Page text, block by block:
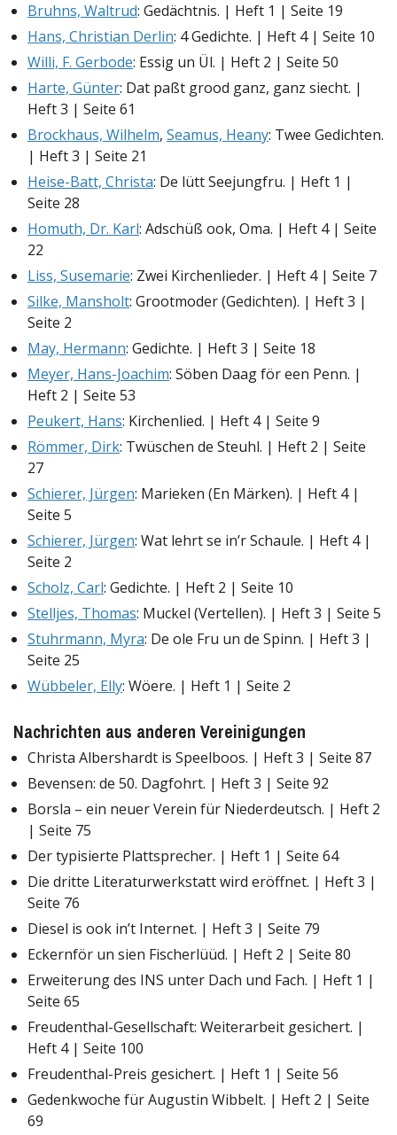
Bruhns, Waltrud: Gedächtnis. | Heft 1 | Seite 19
Hans, Christian Derlin: 4 Gedichte. | Heft 4 | Seite 10
Willi, F. Gerbode: Essig un Ül. | Heft 2 | Seite 50
Harte, Günter: Dat paßt grood ganz, ganz siecht. |
Heft 3 | Seite 61
Brockhaus, Wilhelm, Seamus, Heany: Twee Gedichten.
| Heft 3 | Seite 21
Heise-Batt, Christa: De lütt Seejungfru. | Heft 1 |
Seite 28
Homuth, Dr. Karl: Adschüß ook, Oma. | Heft 4 | Seite
22
Liss, Susemarie: Zwei Kirchenlieder. | Heft 4 | Seite 7
Silke, Mansholt: Grootmoder (Gedichten). | Heft 3 |
Seite 2
May, Hermann: Gedichte. | Heft 3 | Seite 18
Meyer, Hans-Joachim: Söben Daag för een Penn. |
Heft 2 | Seite 53
Peukert, Hans: Kirchenlied. | Heft 4 | Seite 9
Römmer, Dirk: Twüschen de Steuhl. | Heft 2 | Seite
27
Schierer, Jürgen: Marieken (En Märken). | Heft 4 |
Seite 5
Schierer, Jürgen: Wat lehrt se in’r Schaule. | Heft 4 |
Seite 2
Scholz, Carl: Gedichte. | Heft 2 | Seite 10
Stelljes, Thomas: Muckel (Vertellen). | Heft 3 | Seite 5
Stuhrmann, Myra: De ole Fru un de Spinn. | Heft 3 |
Seite 25
Wübbeler, Elly: Wöere. | Heft 1 | Seite 2
Nachrichten aus anderen Vereinigungen
Christa Albershardt is Speelboos. | Heft 3 | Seite 87
Bevensen: de 50. Dagfohrt. | Heft 3 | Seite 92
Borsla – ein neuer Verein für Niederdeutsch. | Heft 2
| Seite 75
Der typisierte Plattsprecher. | Heft 1 | Seite 64
Die dritte Literaturwerkstatt wird eröffnet. | Heft 3 |
Seite 76
Diesel is ook in’t Internet. | Heft 3 | Seite 79
Eckernför un sien Fischerlüüd. | Heft 2 | Seite 80
Erweiterung des INS unter Dach und Fach. | Heft 1 |
Seite 65
Freudenthal-Gesellschaft: Weiterarbeit gesichert. |
Heft 4 | Seite 100
Freudenthal-Preis gesichert. | Heft 1 | Seite 56
Gedenkwoche für Augustin Wibbelt. | Heft 2 | Seite
69